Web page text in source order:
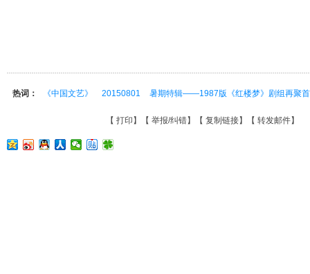
热词： 《中国文艺》 20150801 暑期特辑——1987版《红楼梦》剧组再聚首
【 打印 】【 举报/纠错】【 复制链接】【 转发邮件】